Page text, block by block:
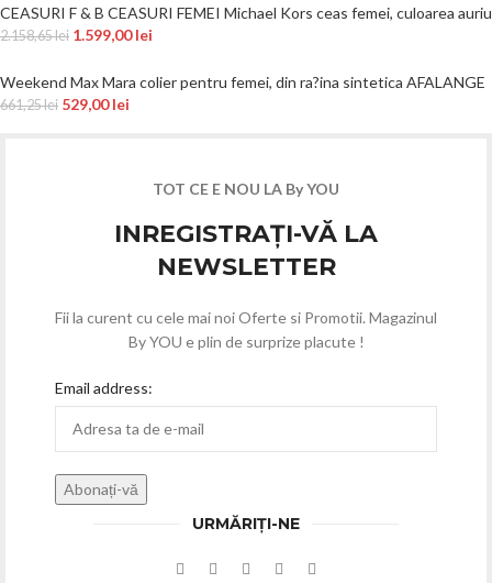
CEASURI F & B CEASURI FEMEI Michael Kors ceas femei, culoarea auriu
2.158,65lei 1.599,00lei
Weekend Max Mara colier pentru femei, din ra?ina sintetica AFALANGE
661,25lei 529,00lei
TOT CE E NOU LA By YOU
INREGISTRAȚI-VĂ LA
NEWSLETTER
Fii la curent cu cele mai noi Oferte si Promotii. Magazinul
By YOU e plin de surprize placute !
Email address:
URMĂRIȚI-NE